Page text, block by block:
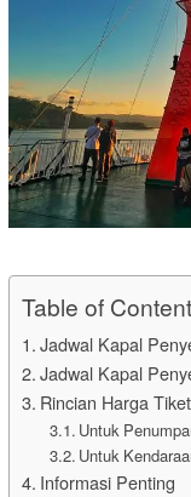
Table of
Jadwal Kapal
Jadwal Kapal
Rincian Harga
Untuk
Untuk
Informasi Penting